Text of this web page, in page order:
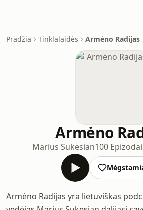
Pradžia Tinklalaidės Armėno Radijas
Armėno
Marius Sukesian100 Epizodai
Armėno Radijas yra lietuviškas